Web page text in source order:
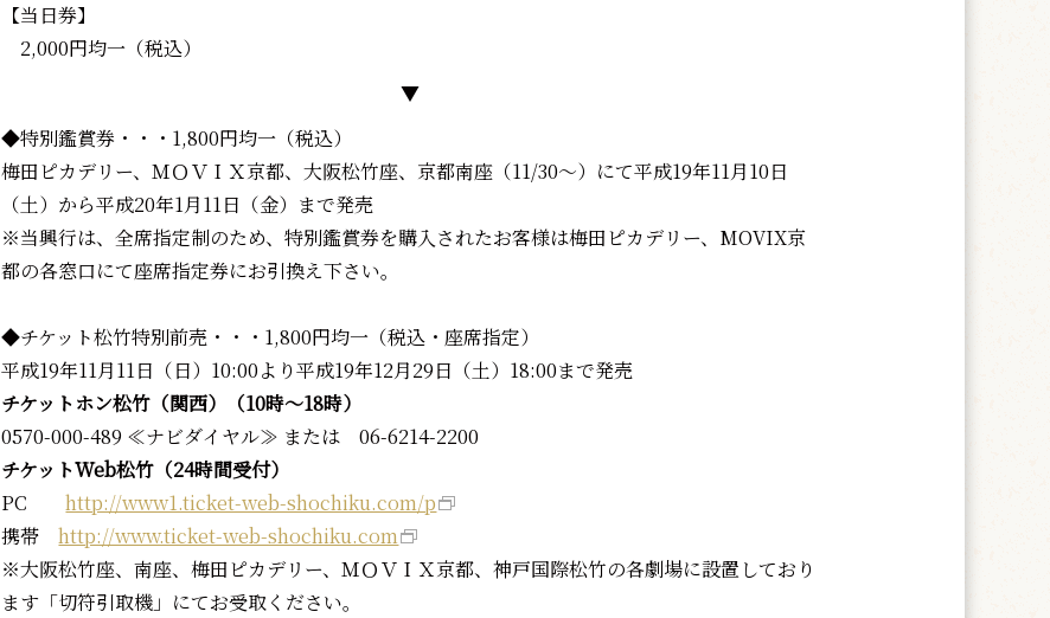
【当日券】
2,000円均一（税込）
▼
◆特別鑑賞券・・・1,800円均一（税込）
梅田ピカデリー、ＭＯＶＩＸ京都、大阪松竹座、京都南座（11/30～）にて平成19年11月10日
（土）から平成20年1月11日（金）まで発売
※当興行は、全席指定制のため、特別鑑賞券を購入されたお客様は梅田ピカデリー、MOVIX京
都の各窓口にて座席指定券にお引換え下さい。
◆チケット松竹特別前売・・・1,800円均一（税込・座席指定）
平成19年11月11日（日）10:00より平成19年12月29日（土）18:00まで発売
チケットホン松竹（関西）（10時～18時）
0570-000-489 ≪ナビダイヤル≫ または 06-6214-2200
チケットWeb松竹（24時間受付）
PChttp://www1.ticket-web-shochiku.com/p
携帯http://www.ticket-web-shochiku.com
※大阪松竹座、南座、梅田ピカデリー、ＭＯＶＩＸ京都、神戸国際松竹の各劇場に設置しており
ます「切符引取機」にてお受取ください。